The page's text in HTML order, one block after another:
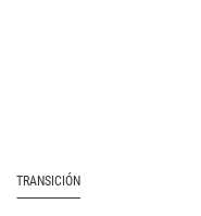
TRANSICIÓN